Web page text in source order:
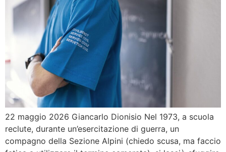
22 maggio 2026 Giancarlo Dionisio Nel 1973, a scuola
reclute, durante un’esercitazione di guerra, un
compagno della Sezione Alpini (chiedo scusa, ma faccio